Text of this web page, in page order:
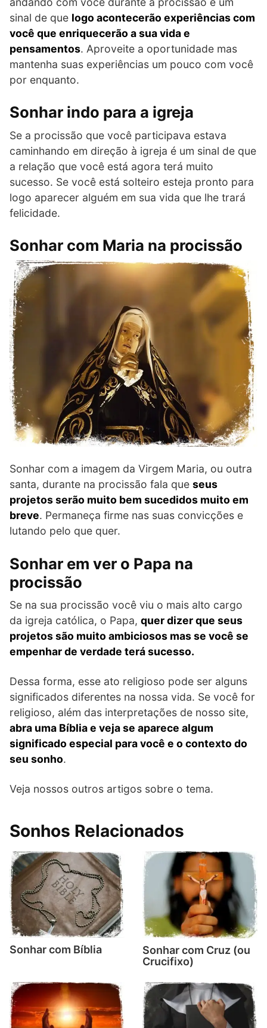
sinal de que logo acontecerão experiências com
você que enriquecerão a sua vida e
pensamentos. Aproveite a oportunidade mas
mantenha suas experiências um pouco com você
por enquanto.
Sonhar indo para a igreja
Se a procissão que você participava estava
caminhando em direção à igreja é um sinal de que
a relação que você está agora terá muito
sucesso. Se você está solteiro esteja pronto para
logo aparecer alguém em sua vida que lhe trará
felicidade.
Sonhar com Maria na procissão
Sonhar com a imagem da Virgem Maria, ou outra
santa, durante na procissão fala que seus
projetos serão muito bem sucedidos muito em
breve. Permaneça firme nas suas convicções e
lutando pelo que quer.
Sonhar em ver o Papa na
procissão
Se na sua procissão você viu o mais alto cargo
da igreja católica, o Papa, quer dizer que seus
projetos são muito ambiciosos mas se você se
empenhar de verdade terá sucesso.
Dessa forma, esse ato religioso pode ser alguns
significados diferentes na nossa vida. Se você for
religioso, além das interpretações de nosso site,
abra uma Bíblia e veja se aparece algum
significado especial para você e o contexto do
seu sonho.
Veja nossos outros artigos sobre o tema.
Sonhos Relacionados
Sonhar com Bíblia
Sonhar com Cruz (ou
Crucifixo)